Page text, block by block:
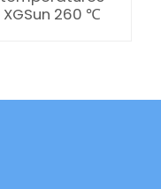
XGSun 260 ℃